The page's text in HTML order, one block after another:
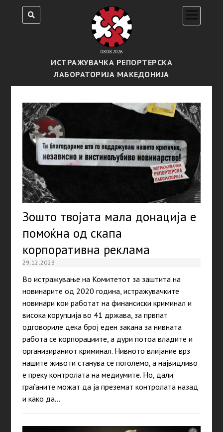
08.08.2026
ИСТРАЖУВАЧКА РЕПОРТЕРСКА
ЛАБОРАТОРИЈА МАКЕДОНИЈА
open
menu
Зошто твојата мала донација е
помоќна од скапа
корпоративна реклама
29.12.2023
Во истражување на Комитетот за заштита на
новинарите од 2020 година, истражувачките
новинари кои работат на финансиски криминал и
висока корупција во 41 држава, за првпат
одговориле дека број еден закана за нивната
работа се корпорациите, а дури потоа владите и
организираниот криминал. Нивното влијание врз
нашите животи станува се поголемо, а највидливо
е преку контролата на медиумите. Но, дали
граѓаните можат да ја преземат контролата назад
и како да…